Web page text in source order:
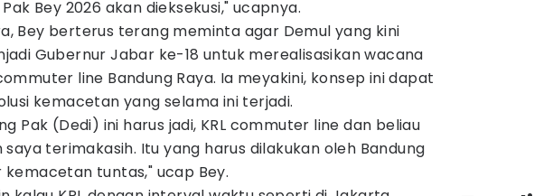
Bey 2026 akan dieksekusi," ucapnya.
Bey berterus terang meminta agar Demul yang kini
Gubernur Jabar ke-18 untuk merealisasikan wacana
line Bandung Raya. Ia meyakini, konsep ini dapat
kemacetan yang selama ini terjadi.
Pak (Dedi) ini harus jadi, KRL commuter line dan beliau
saya terimakasih. Itu yang harus dilakukan oleh Bandung
kemacetan tuntas," ucap Bey.